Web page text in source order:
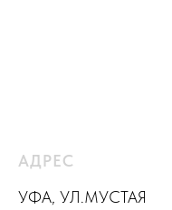
АДРЕС
УФА, УЛ.МУСТАЯ